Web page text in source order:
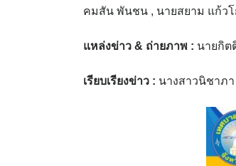
คมสัน พันชน , นายสยาม แก้ว
แหล่งข่าว & ถ่ายภาพ : นายกิ
เรียบเรียงข่าว : นางสาวนิชาภ